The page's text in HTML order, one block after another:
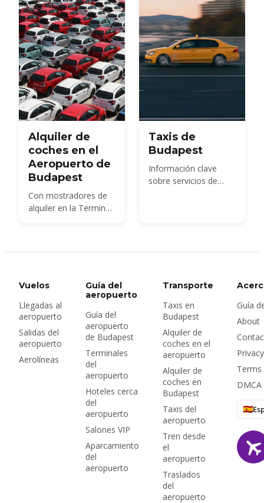
Alquiler de
coches en el
Aeropuerto de
Budapest
Con mostradores de
alquiler en la Terminal
alrededor de Eger.
Esta guía cubre todas
las empresas de
alquiler en BUD, qué
cuesta realmente en
2026, los documentos
y la fianza que
necesita, seguros y la
viñeta de autopista
húngara — más la
realmente necesita un
Taxis de
Budapest
Información clave
sobre servicios de
Vuelos
Llegadas al
aeropuerto
Salidas del
aeropuerto
Aerolíneas
Guía del
aeropuerto
Guía del
aeropuerto
de Budapest
Terminales
del
aeropuerto
Hoteles cerca
del
aeropuerto
Salones VIP
Aparcamiento
del
aeropuerto
Transporte
Taxis en
Budapest
Alquiler de
coches en el
aeropuerto
Alquiler de
coches en
Budapest
Taxis del
aeropuerto
Tren desde
el
aeropuerto
Traslados
del
aeropuerto
Guía
About
DMCA